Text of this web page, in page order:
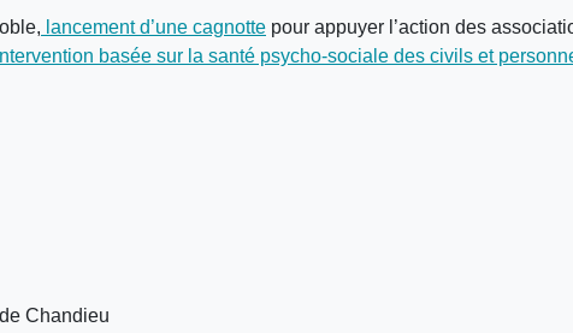
lancement d’une cagnotte pour appuyer l’action des
basée sur la santé psycho-sociale des civils et
Chandieu